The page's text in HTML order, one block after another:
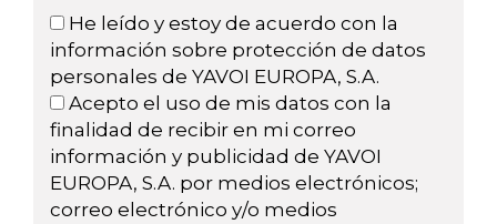
He leído y estoy de acuerdo con la
información sobre protección de datos
personales de YAVOI EUROPA, S.A.
Acepto el uso de mis datos con la
finalidad de recibir en mi correo
información y publicidad de YAVOI
EUROPA, S.A. por medios electrónicos;
correo electrónico y/o medios